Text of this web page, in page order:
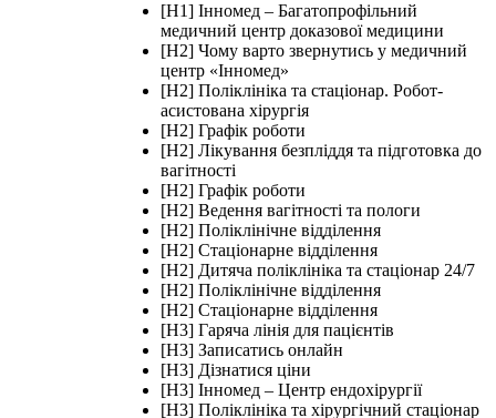
[H1] Інномед – Багатопрофільний
медичний центр доказової медицини
[H2] Чому варто звернутись у медичний
центр «‎Інномед»
[H2] Поліклініка та стаціонар. Робот-
асистована хірургія
[H2] Графік роботи
[H2] Лікування безпліддя та підготовка до
вагітності
[H2] Графік роботи
[H2] Ведення вагітності та пологи
[H2] Поліклінічне відділення
[H2] Стаціонарне відділення
[H2] Дитяча поліклініка та стаціонар 24/7
[H2] Поліклінічне відділення
[H2] Стаціонарне відділення
[H3] Гаряча лінія для пацієнтів
[H3] Записатись онлайн
[H3] Дізнатися ціни
[H3] Інномед – Центр ендохірургії
[H3] Поліклініка та хірургічний стаціонар